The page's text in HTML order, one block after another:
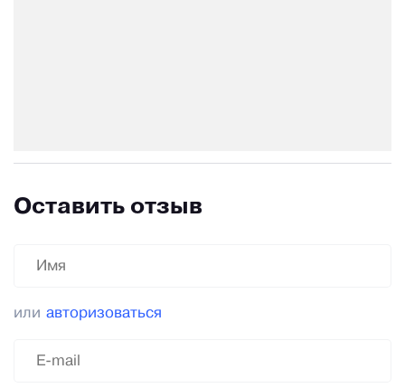
Оставить отзыв
или авторизоваться